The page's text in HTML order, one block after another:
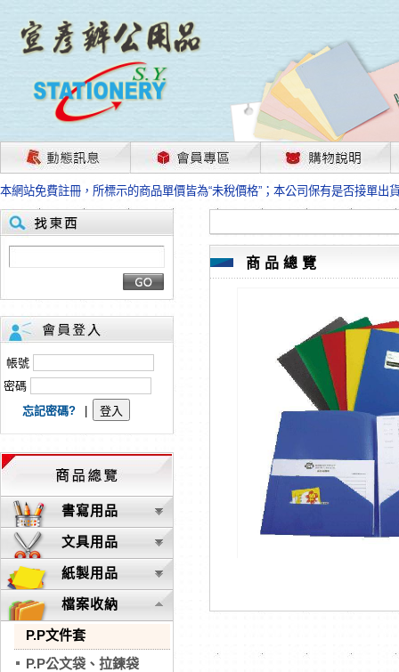
茲因國際情勢變化石油及塑化原物料波動漲幅甚大，部份上游供應商已採取
本網站免費註冊，所標示的商品單價皆為“未稅價格”；本公司保有是否接單出
HP、EPSON、CANON原廠耗材價格浮動，下單前請先跟客服人員確認最新
本網站免費註冊，所標示的商品單價皆為“未稅價格”；本公司保有是否接單出
匯款客戶請注意！因商品繁複來不及發現短缺，遂待客服人員跟您確認訂單
本網站免費註冊，所標示的商品單價皆為“未稅價格”；本公司保有是否接單出
茲因國際情勢變化石油及塑化原物料波動漲幅甚大，部份上游供應商已採取
本網站免費註冊，所標示的商品單價皆為“未稅價格”；本公司保有是否接單出
HP、EPSON、CANON原廠耗材價格浮動，下單前請先跟客服人員確認最新
本網站免費註冊，所標示的商品單價皆為“未稅價格”；本公司保有是否接單出
匯款客戶請注意！因商品繁複來不及發現短缺，遂待客服人員跟您確認訂單
本網站免費註冊，所標示的商品單價皆為“未稅價格”；本公司保有是否接單出
帳號
密碼
忘記密碼?
書寫用品
文具用品
紙製用品
檔案收納
P.P文件套
P.P公文袋、拉鍊袋
商品總覽